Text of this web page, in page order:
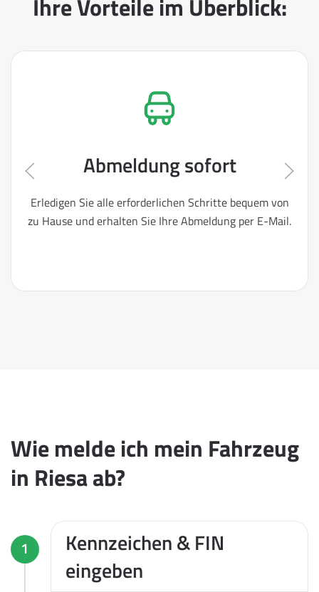
Ihre Vorteile im Überblick:
Abmeldung sofort
Erledigen Sie alle erforderlichen Schritte bequem von
zu Hause und erhalten Sie Ihre Abmeldung per E-Mail.
Wie melde ich mein Fahrzeug
in Riesa ab?
1
Kennzeichen & FIN
eingeben